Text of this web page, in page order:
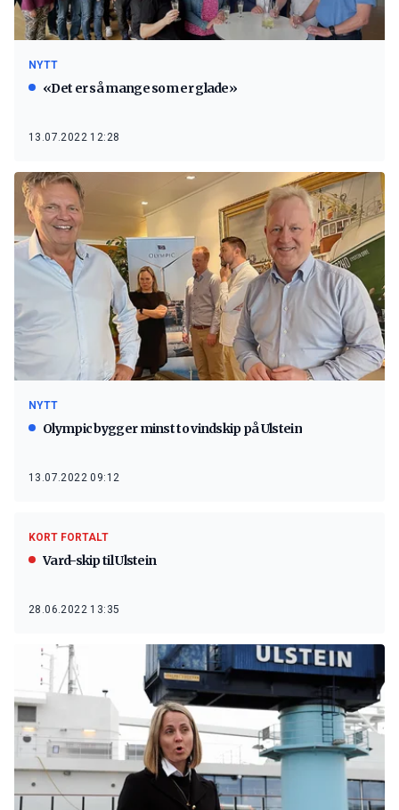
NYTT
«Det er så mange som er glade»
13.07.2022 12:28
NYTT
Olympic bygger minst to vindskip på Ulstein
13.07.2022 09:12
KORT FORTALT
Vard-skip til Ulstein
28.06.2022 13:35